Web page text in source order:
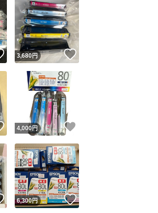
Yahoo!フリマの基準をクリアした安心・安全なユーザ
このユーザーはYahoo!フリマの取引を完了させた実績
このユーザーは他フリマサービスでの取引実績があり
表示であり、発送を保証しているものではありません
このユーザーは高頻度で24時間以内＆設定した発送日
ます
この商品の情報をコピーします
転載は禁止されています
つき1回です
出品ページへ
キャンセル
いいね！
3,680円
いいね！
4,000円
いいね！
6,300円 いいね！